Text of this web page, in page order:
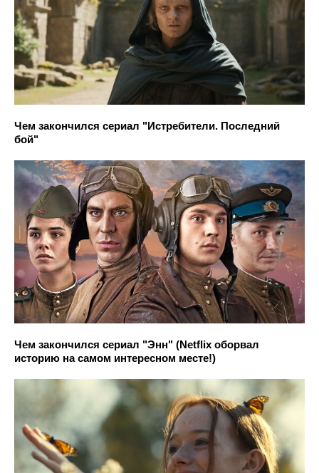
Чем закончился сериал "Истребители. Последний
бой"
Чем закончился сериал "Энн" (Netflix оборвал
историю на самом интересном месте!)